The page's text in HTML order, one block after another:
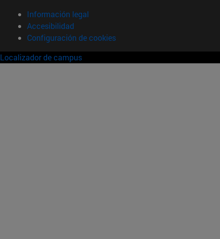
Información legal
Accesibilidad
Configuración de cookies
Localizador de campus